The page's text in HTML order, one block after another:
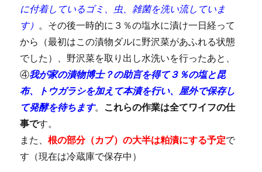
に付着しているゴミ、虫、雑菌を洗い流していま
す） 。その後一時的に３％の塩水に漬け一日経って
から（最初はこの漬物ダルに野沢菜があふれる状態
でした）、野沢菜を取り出し水洗いを行ったあと、
④我が家の漬物博士？の助言を得て３％の塩と昆
布、トウガラシを加えて本漬を行い、屋外で保存し
て発酵を待ちます。 これらの作業は全てワイフの仕
事です。
また、根の部分（カブ）の大半は粕漬にする予定で
す（現在は冷蔵庫で保存中）